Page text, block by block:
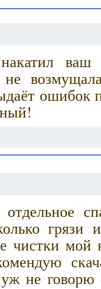
ошибок
грязи
чистки мой
не говорю